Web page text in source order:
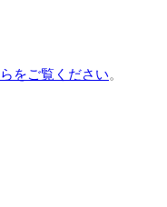
をご覧ください。